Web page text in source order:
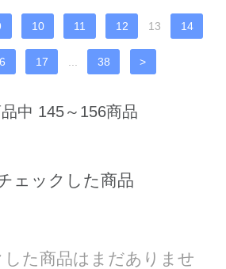
10 11 12 13 14
17 38 >
中 145～156商品
ェックした商品
た商品はまだありませ